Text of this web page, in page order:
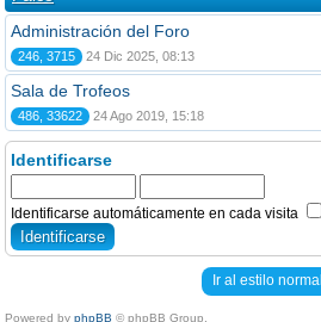
Administración del Foro
246, 3715 24 Dic 2025, 08:13
Sala de Trofeos
486, 33622 24 Ago 2019, 15:18
Identificarse
Identificarse automáticamente en cada visita
Ir al estilo normal
Powered by phpBB © phpBB Group.